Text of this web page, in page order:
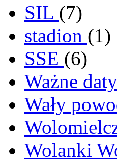
SIL (7)
stadion (1)
SSE (6)
Ważne daty
Wały
Wolanki